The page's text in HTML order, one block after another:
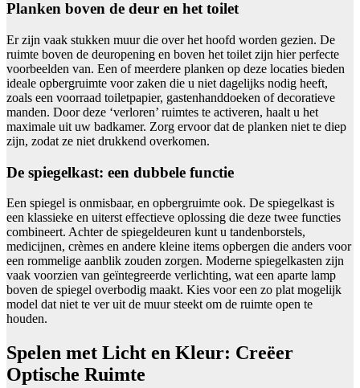
Planken boven de deur en het toilet
Er zijn vaak stukken muur die over het hoofd worden gezien. De
ruimte boven de deuropening en boven het toilet zijn hier perfecte
voorbeelden van. Een of meerdere planken op deze locaties bieden
ideale opbergruimte voor zaken die u niet dagelijks nodig heeft,
zoals een voorraad toiletpapier, gastenhanddoeken of decoratieve
manden. Door deze ‘verloren’ ruimtes te activeren, haalt u het
maximale uit uw badkamer. Zorg ervoor dat de planken niet te diep
zijn, zodat ze niet drukkend overkomen.
De spiegelkast: een dubbele functie
Een spiegel is onmisbaar, en opbergruimte ook. De spiegelkast is
een klassieke en uiterst effectieve oplossing die deze twee functies
combineert. Achter de spiegeldeuren kunt u tandenborstels,
medicijnen, crèmes en andere kleine items opbergen die anders voor
een rommelige aanblik zouden zorgen. Moderne spiegelkasten zijn
vaak voorzien van geïntegreerde verlichting, wat een aparte lamp
boven de spiegel overbodig maakt. Kies voor een zo plat mogelijk
model dat niet te ver uit de muur steekt om de ruimte open te
houden.
Spelen met Licht en Kleur: Creëer
Optische Ruimte